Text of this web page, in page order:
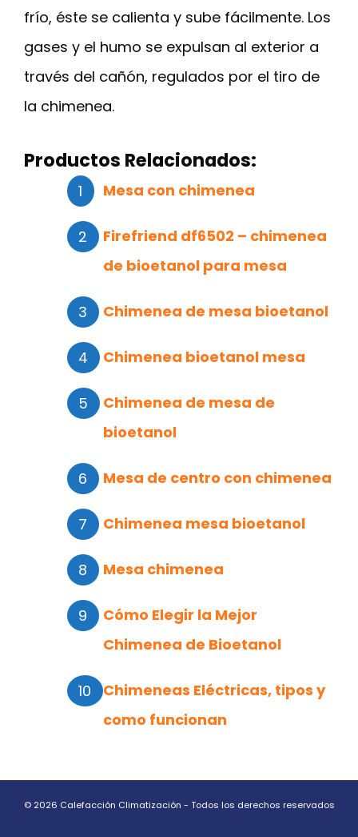
frío, éste se calienta y sube fácilmente. Los
gases y el humo se expulsan al exterior a
través del cañón, regulados por el tiro de
la chimenea.
Productos Relacionados:
Mesa con chimenea
Firefriend df6502 – chimenea
de bioetanol para mesa
Chimenea de mesa bioetanol
Chimenea bioetanol mesa
Chimenea de mesa de
bioetanol
Mesa de centro con chimenea
Chimenea mesa bioetanol
Mesa chimenea
Cómo Elegir la Mejor
Chimenea de Bioetanol
Chimeneas Eléctricas, tipos y
como funcionan
© 2026 Calefacción Climatización - Todos los derechos reservados